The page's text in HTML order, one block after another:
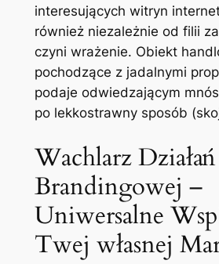
interesujących witryn
również niezależnie od filii
czyni wrażenie. Obiekt
pochodzące z jadalnymi
podaje odwiedzającym
po lekkostrawny sposób
Wachlarz
Brandingowej –
Uniwersalne
Twej własnej